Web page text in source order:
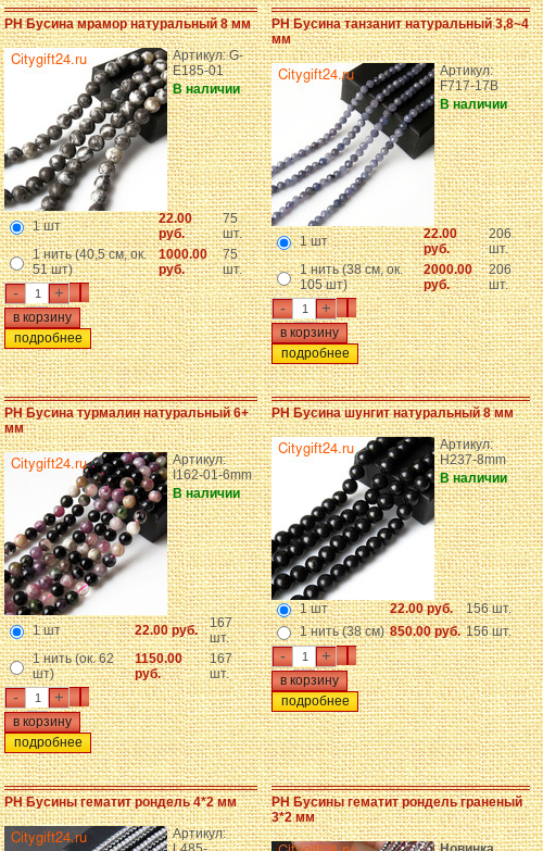
PH Бусина мрамор натуральный 8 мм
Артикул: G-
E185-01
В наличии
1 шт
22.00
руб.
75
шт.
1 нить (40,5 см, ок.
51 шт)
1000.00
руб.
75
шт.
- +
подробнее
PH Бусина танзанит натуральный 3,8~4
мм
Артикул:
F717-17B
В наличии
1 шт
22.00
руб.
206
шт.
1 нить (38 см, ок.
105 шт)
2000.00
руб.
206
шт.
- +
подробнее
PH Бусина турмалин натуральный 6+
мм
Артикул:
I162-01-6mm
В наличии
1 шт 22.00 руб.
167
шт.
1 нить (ок. 62
шт)
1150.00
руб.
167
шт.
- +
подробнее
PH Бусина шунгит натуральный 8 мм
Артикул:
H237-8mm
В наличии
1 шт 22.00 руб.
156 шт.
1 нить (38 см) 850.00 руб. 156 шт.
- +
подробнее
PH Бусины гематит рондель 4*2 мм
Артикул:
PH Бусины гематит рондель граненый
3*2 мм